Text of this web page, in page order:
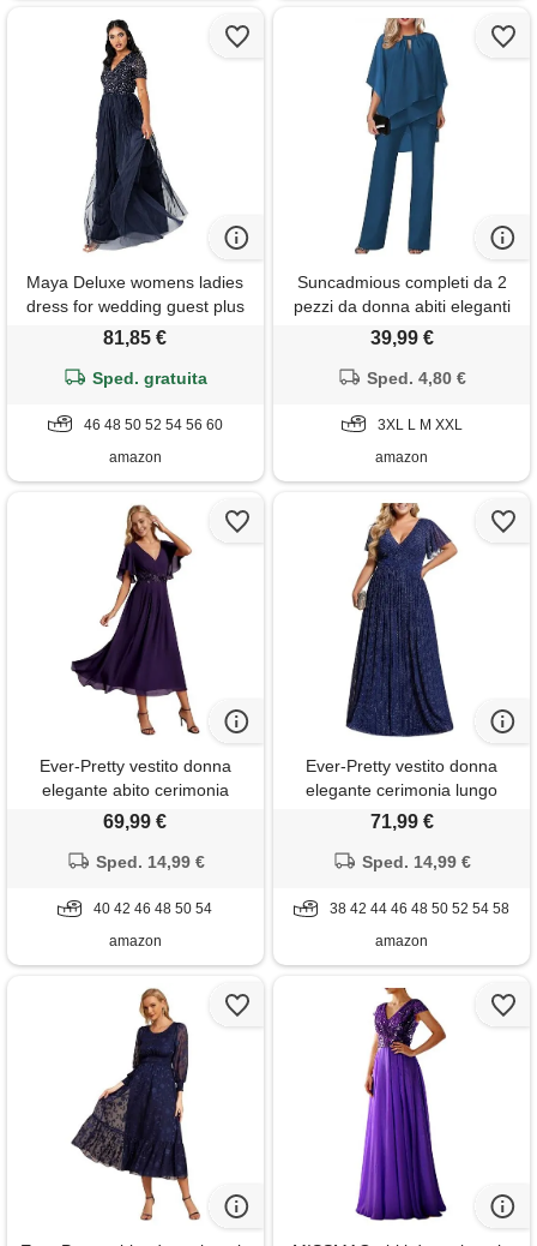
Maya Deluxe womens ladies
dress for wedding guest plus
size empire high waist
bridesmaid vestito per
militare, 56 donna
81,85 €
Sped. gratuita
46 48 50 52 54 56 60
amazon
Suncadmious completi da 2
pezzi da donna abiti eleganti
per un matrimonio set di
chiffon irregolare formale per
39,99 €
Sped. 4,80 €
3XL L M XXL
amazon
Ever-Pretty vestito donna
elegante abito cerimonia
donna con applique e collo v
stile impero viola scuro 50
69,99 €
Sped. 14,99 €
40 42 46 48 50 54
amazon
Ever-Pretty vestito donna
elegante cerimonia lungo
brillante pieghe maniche a
sera donna blu navy 48
71,99 €
Sped. 14,99 €
38 42 44 46 48 50 52 54 58
amazon